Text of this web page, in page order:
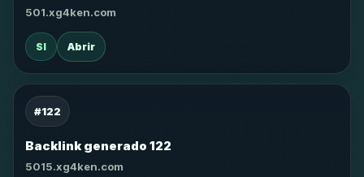
501.xg4ken.com
SI Abrir
#122
Backlink generado 122
5015.xg4ken.com